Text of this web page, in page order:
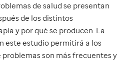
de salud se presentan
de los distintos
y por qué se producen. La
este estudio permitirá a los
son más frecuentes y